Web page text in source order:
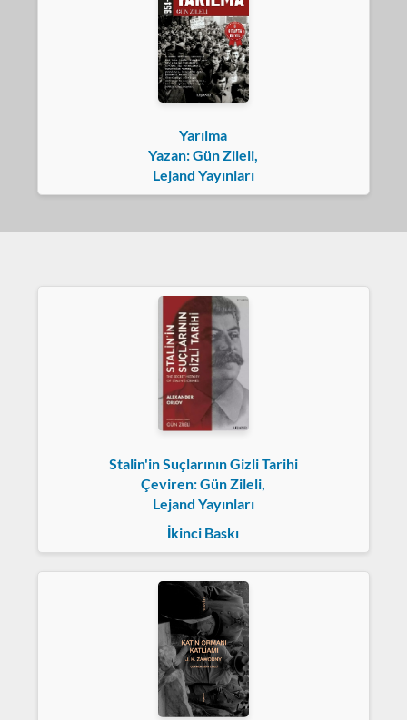
Yarılma
Yazan: Gün Zileli,
Lejand Yayınları
Stalin'in Suçlarının Gizli Tarihi
Çeviren: Gün Zileli,
Lejand Yayınları
İkinci Baskı